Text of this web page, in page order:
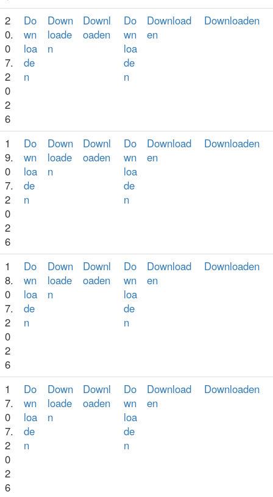
2
0.
0
7.
2
0
2
6
Do
wn
loa
de
n
Down
loade
n
Downl
oaden
Do
wn
loa
de
n
Download
en
Downloaden
1
9.
0
7.
2
0
2
6
Do
wn
loa
de
n
Down
loade
n
Downl
oaden
Do
wn
loa
de
n
Download
en
Downloaden
1
8.
0
7.
2
0
2
6
Do
wn
loa
de
n
Down
loade
n
Downl
oaden
Do
wn
loa
de
n
Download
en
Downloaden
1
7.
0
7.
2
0
2
6
Do
wn
loa
de
n
Down
loade
n
Downl
oaden
Do
wn
loa
de
n
Download
en
Downloaden